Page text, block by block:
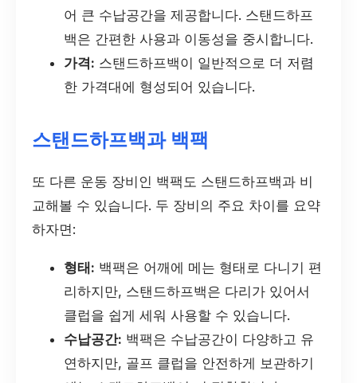
어 큰 수납공간을 제공합니다. 스탠드하프
백은 간편한 사용과 이동성을 중시합니다.
가격: 스탠드하프백이 일반적으로 더 저렴
한 가격대에 형성되어 있습니다.
스탠드하프백과 백팩
또 다른 운동 장비인 백팩도 스탠드하프백과 비
교해볼 수 있습니다. 두 장비의 주요 차이를 요약
하자면:
형태: 백팩은 어깨에 메는 형태로 다니기 편
리하지만, 스탠드하프백은 다리가 있어서
클럽을 쉽게 세워 사용할 수 있습니다.
수납공간: 백팩은 수납공간이 다양하고 유
연하지만, 골프 클럽을 안전하게 보관하기